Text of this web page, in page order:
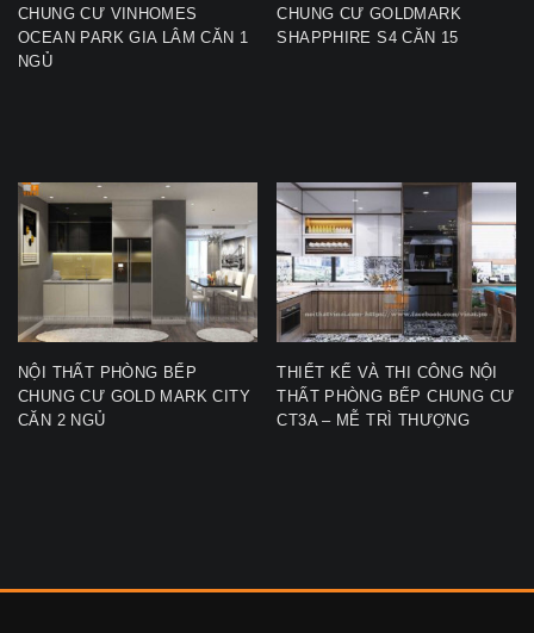
CHUNG CƯ VINHOMES
OCEAN PARK GIA LÂM CĂN 1
NGỦ
CHUNG CƯ GOLDMARK
SHAPPHIRE S4 CĂN 15
NỘI THẤT PHÒNG BẾP
CHUNG CƯ GOLD MARK CITY
CĂN 2 NGỦ
THIẾT KẾ VÀ THI CÔNG NỘI
THẤT PHÒNG BẾP CHUNG CƯ
CT3A – MỄ TRÌ THƯỢNG